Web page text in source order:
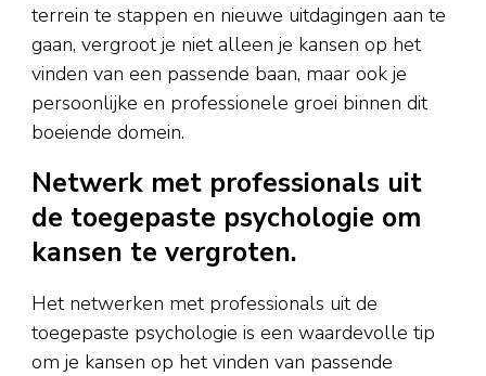
terrein te stappen en nieuwe uitdagingen aan te
gaan, vergroot je niet alleen je kansen op het
vinden van een passende baan, maar ook je
persoonlijke en professionele groei binnen dit
boeiende domein.
Netwerk met professionals uit
de toegepaste psychologie om
kansen te vergroten.
Het netwerken met professionals uit de
toegepaste psychologie is een waardevolle tip
om je kansen op het vinden van passende